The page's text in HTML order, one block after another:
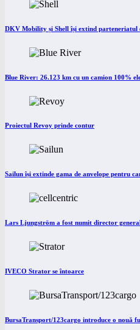
DKV Mobility și Shell își extind parteneriatul
Blue River: 26.123 km cu un camion 100%
Proiectul Revoy prinde contur
Sailun își extinde gama de anvelope pentru
Lars Ljungström a fost numit director
IVECO Strator se întoarce
BursaTransport/123cargo introduce o nouă